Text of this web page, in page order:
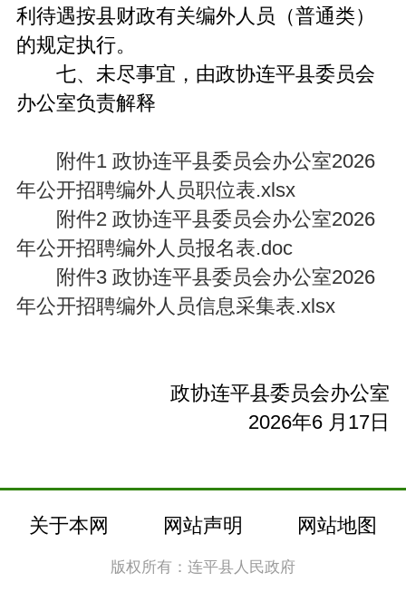
利待遇按县财政有关编外人员（普通类）
的规定执行。
七、未尽事宜，由政协连平县委员会
办公室负责解释
附件1 政协连平县委员会办公室2026
年公开招聘编外人员职位表.xlsx
附件2 政协连平县委员会办公室2026
年公开招聘编外人员报名表.doc
附件3 政协连平县委员会办公室2026
年公开招聘编外人员信息采集表.xlsx
政协连平县委员会办公室
2026年6 月17日
关于本网 网站声明 网站地图
版权所有：连平县人民政府